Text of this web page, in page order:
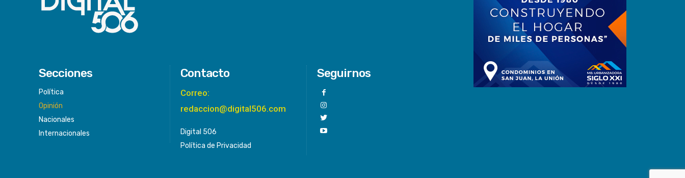
Secciones
Política
Opinión
Nacionales
Internacionales
Contacto
Correo:
redaccion@digital506.com
Digital 506
Política de Privacidad
Seguirnos